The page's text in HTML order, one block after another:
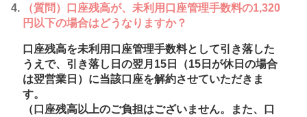
（質問）口座残高が、未利用口座管理手数料の1,320
円以下の場合はどうなりますか？
口座残高を未利用口座管理手数料として引き落した
うえで、引き落し日の翌月15日（15日が休日の場合
は翌営業日）に当該口座を解約させていただきま
す。
（口座残高以上のご負担はございません。また、口